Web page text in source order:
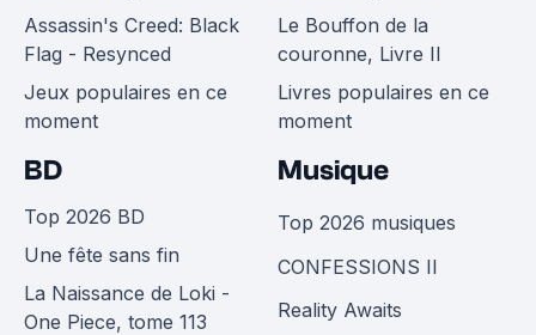
Assassin's Creed: Black
Flag - Resynced
Jeux populaires en ce
moment
Le Bouffon de la
couronne, Livre II
Livres populaires en ce
moment
BD
Top 2026 BD
Une fête sans fin
La Naissance de Loki -
One Piece, tome 113
Musique
Top 2026 musiques
CONFESSIONS II
Reality Awaits